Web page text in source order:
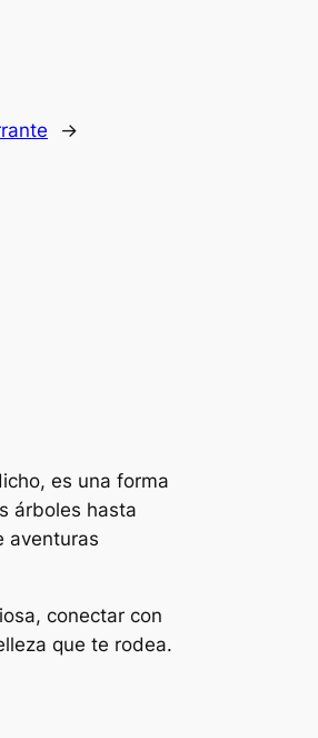
→
es una forma
árboles hasta
aventuras
conectar con
que te rodea.